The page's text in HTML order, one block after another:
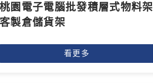
桃園電子電腦批發積層式物料架
客製倉儲貨架
看更多